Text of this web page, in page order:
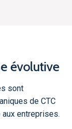
évolutive
sont
de CTC
entreprises.